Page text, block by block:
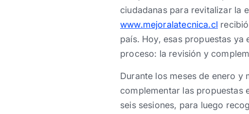
ciudadanas para revitalizar la
www.mejoralatecnica.cl
país. Hoy, esas propuestas ya
proceso: la revisión y
Durante los meses de enero y
complementar las propuestas
seis sesiones, para luego